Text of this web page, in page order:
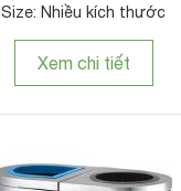
Size: Nhiều kích thước
Xem chi tiết